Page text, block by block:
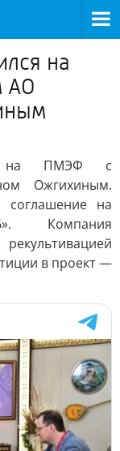
на
АО
на ПМЭФ с
Ожгихиным.
соглашение на
Компания
в проект —